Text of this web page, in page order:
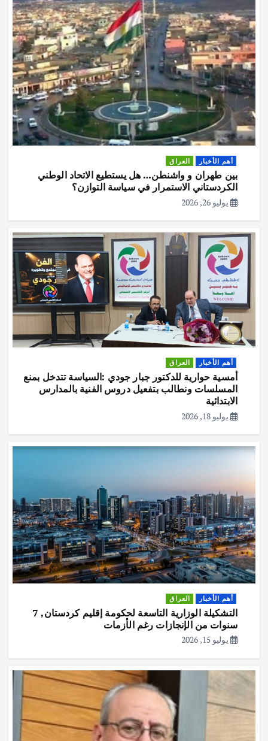
أهم الأخبار العراق
بين طهران و واشنطن… هل يستطيع الاتحاد الوطني
الكردستاني الاستمرار في سياسة التوازن؟
يوليو 26, 2026
أهم الأخبار العراق
أمسية حوارية للدكتور جبار جودي :السياسة تتدخل بمنع
المسلسات ونطالب بتفعيل دروس الفنية بالمدارس
الابتدائية
يوليو 18, 2026
أهم الأخبار العراق
سنوات من الإنجازات رغم الأزمات
يوليو 15, 2026